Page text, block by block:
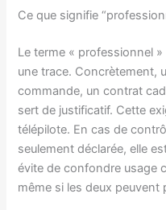
Ce que signifie
Le terme « professionnel »
une trace. Concrètement,
commande, un contrat
sert de justificatif. Cette
télépilote. En cas de
seulement déclarée, elle
évite de confondre usage
même si les deux peuvent